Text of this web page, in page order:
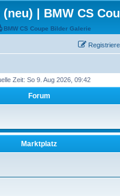
| BMW CS
BMW CS Coupe Bilder Galerie
Zeit: So 9. Aug 2026, 09:42
Forum
Marktplatz